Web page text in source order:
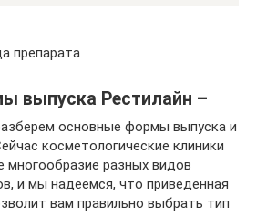
препарата
выпуска Рестилайн –
основные формы выпуска и
косметологические клиники
разных видов
и мы надеемся, что приведенная
вам правильно выбрать тип